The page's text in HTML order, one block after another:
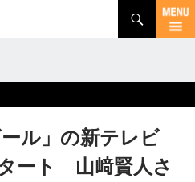
ル」の新テレビ
ート 山﨑賢人さ